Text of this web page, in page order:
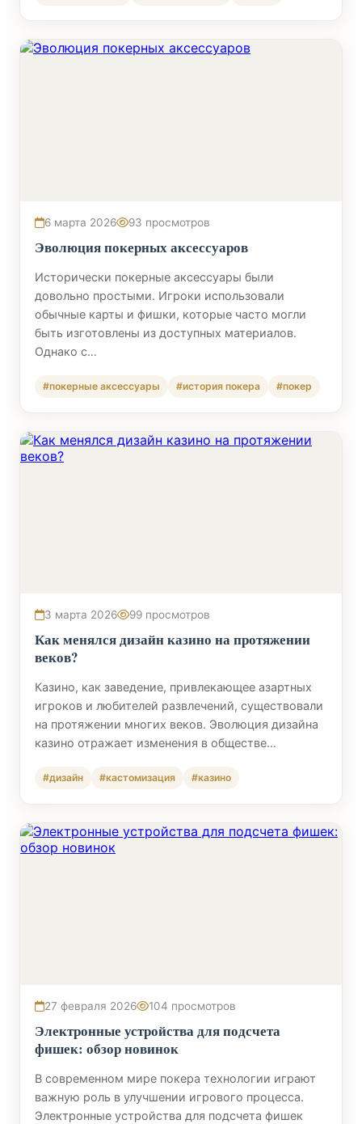
6 марта 2026 93 просмотров
Эволюция покерных аксессуаров
Исторически покерные аксессуары были
довольно простыми. Игроки использовали
обычные карты и фишки, которые часто могли
быть изготовлены из доступных материалов.
Однако с…
#покерные аксессуары #история покера #покер
3 марта 2026 99 просмотров
Как менялся дизайн казино на протяжении
веков?
Казино, как заведение, привлекающее азартных
игроков и любителей развлечений, существовали
на протяжении многих веков. Эволюция дизайна
казино отражает изменения в обществе…
#дизайн #кастомизация #казино
27 февраля 2026 104 просмотров
Электронные устройства для подсчета
фишек: обзор новинок
В современном мире покера технологии играют
важную роль в улучшении игрового процесса.
Электронные устройства для подсчета фишек